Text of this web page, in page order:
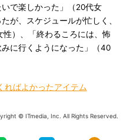
で楽しかった」（20代女
が、スケジュールが忙しく、
）、「終わるころには、怖
に行くようになった」（40
ればよかったアイテム
© ITmedia, Inc. All Rights Reserved.